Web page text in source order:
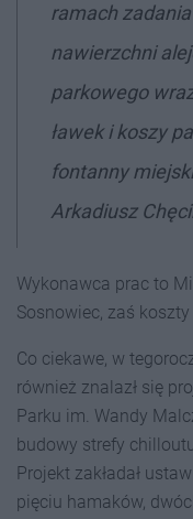
ramach
nawierzchni
parkowego
ławek i koszy
fontanny
Arkadiusz
Wykonawca prac to
Sosnowiec, zaś
Co ciekawe, w
również znalazł się
Parku im. Wandy
budowy strefy
Projekt zakładał
pięciu hamaków,